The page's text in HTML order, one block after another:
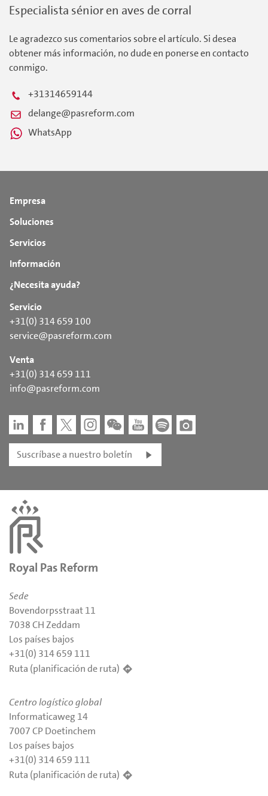
Especialista sénior en aves de corral
Le agradezco sus comentarios sobre el artículo. Si desea
obtener más información, no dude en ponerse en contacto
conmigo.
+31314659144
delange@pasreform.com
WhatsApp
Empresa
Soluciones
Servicios
Información
¿Necesita ayuda?
Servicio
+31(0) 314 659 100
service@pasreform.com
Venta
+31(0) 314 659 111
info@pasreform.com
Suscríbase a nuestro boletín
Royal Pas Reform
Sede
Bovendorpsstraat 11
7038 CH Zeddam
Los países bajos
+31(0) 314 659 111
Ruta (planificación de ruta)
Centro logístico global
Informaticaweg 14
7007 CP Doetinchem
Los países bajos
+31(0) 314 659 111
Ruta (planificación de ruta)